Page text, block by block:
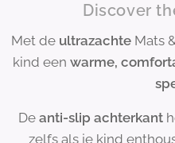
Discover
Met de ultrazachte Mats
kind een warme,
De anti-slip achterkant
zelfs als je kind